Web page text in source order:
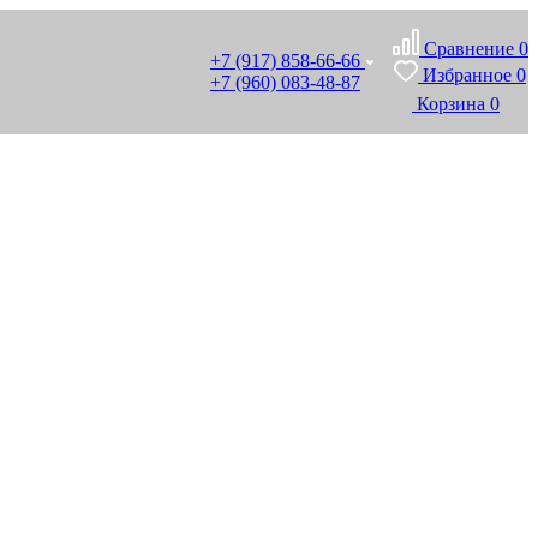
+7 (917) 858-66-66
+7 (960) 083-48-87
Сравнение 0
Избранное 0
Корзина 0